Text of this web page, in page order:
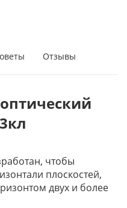
Отзывы
чтобы
плоскостей,
двух и более